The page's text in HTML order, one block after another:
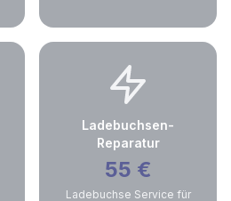
Ladebuchsen-
Reparatur
55 €
Ladebuchse Service für